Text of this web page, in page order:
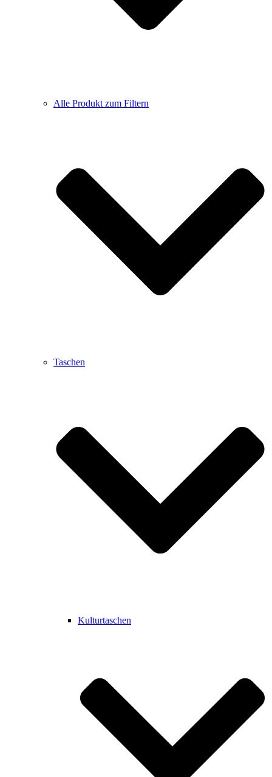
Alle Produkt zum Filtern
Taschen
Kulturtaschen